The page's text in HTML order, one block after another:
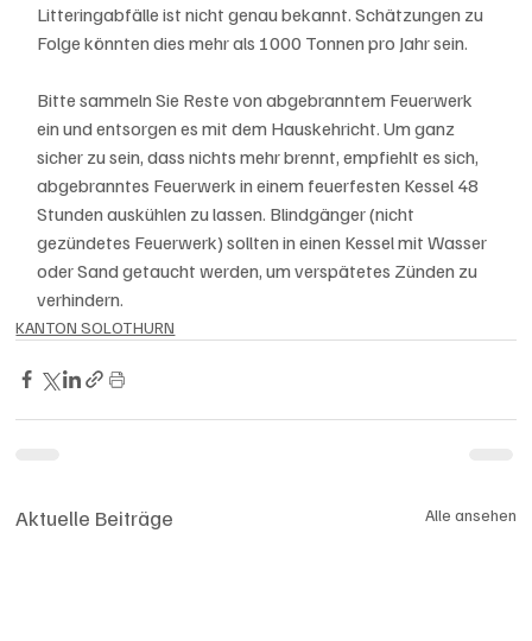
Litteringabfälle ist nicht genau bekannt. Schätzungen zu
Folge könnten dies mehr als 1000 Tonnen pro Jahr sein.
Bitte sammeln Sie Reste von abgebranntem Feuerwerk
ein und entsorgen es mit dem Hauskehricht. Um ganz
sicher zu sein, dass nichts mehr brennt, empfiehlt es sich,
abgebranntes Feuerwerk in einem feuerfesten Kessel 48
Stunden auskühlen zu lassen. Blindgänger (nicht
gezündetes Feuerwerk) sollten in einen Kessel mit Wasser
oder Sand getaucht werden, um verspätetes Zünden zu
verhindern.
KANTON SOLOTHURN
Aktuelle Beiträge Alle ansehen